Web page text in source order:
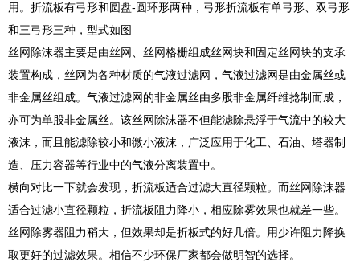
用。折流板有弓形和圆盘-圆环形两种，弓形折流板有单弓形、双弓形
和三弓形三种，型式如图
丝网除沫器主要是由丝网、丝网格栅组成丝网块和固定丝网块的支承
装置构成，丝网为各种材质的气液过滤网，气液过滤网是由金属丝或
非金属丝组成。气液过滤网的非金属丝由多股非金属纤维捻制而成，
亦可为单股非金属丝。该丝网除沫器不但能滤除悬浮于气流中的较大
液沫，而且能滤除较小和微小液沫，广泛应用于化工、石油、塔器制
造、压力容器等行业中的气液分离装置中。
横向对比一下就会发现，折流板适合过滤大直径颗粒。而丝网除沫器
适合过滤小直径颗粒，折流板阻力降小，相应除雾效果也就差一些。
丝网除雾器阻力稍大，但效果却是折板式的好几倍。用少许阻力降换
取更好的过滤效果。相信不少环保厂家都会做明智的选择。